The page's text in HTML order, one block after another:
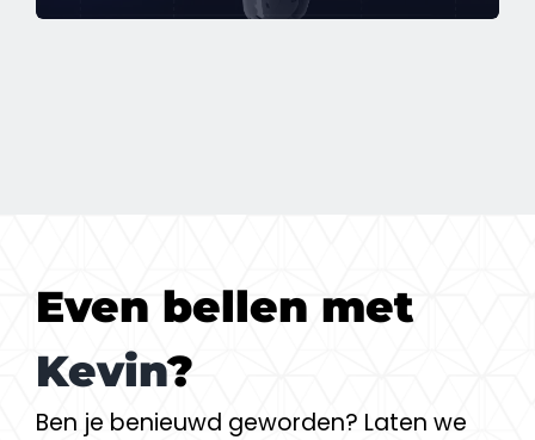
Even bellen met
Kevin?
Ben je benieuwd geworden? Laten we